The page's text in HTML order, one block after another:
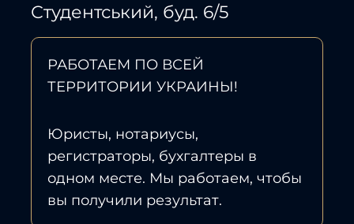
Студентський, буд. 6/5
РАБОТАЕМ ПО ВСЕЙ
ТЕРРИТОРИИ УКРАИНЫ!
Юристы, нотариусы,
регистраторы, бухгалтеры в
одном месте. Мы работаем, чтобы
вы получили результат.